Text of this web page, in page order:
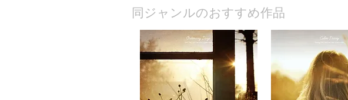
​同ジャンルのおすすめ作品